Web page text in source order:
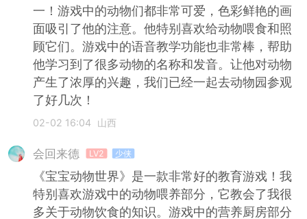
一！游戏中的动物们都非常可爱，色彩鲜艳的画
面吸引了他的注意。他特别喜欢给动物喂食和照
顾它们。游戏中的语音教学功能也非常棒，帮助
他学习到了很多动物的名称和发音。让他对动物
产生了浓厚的兴趣，我们已经一起去动物园参观
了好几次！
02-02 16:04 山西
会回来德 LV2 少侠
《宝宝动物世界》是一款非常好的教育游戏！我
特别喜欢游戏中的动物喂养部分，它教会了我很
多关于动物饮食的知识。游戏中的营养厨房部分